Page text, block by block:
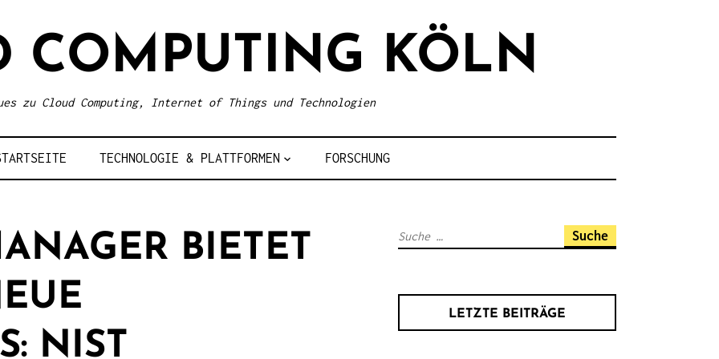
COMPUTING KÖLN
zu Cloud Computing, Internet of Things und Technologien
TECHNOLOGIE & PLATTFORMEN FORSCHUNG
BIETET
NIST
S
LETZTE BEITRÄGE